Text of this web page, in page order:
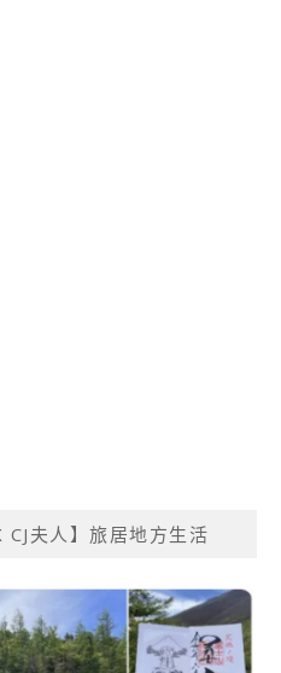
CJ夫人】旅居地方生活